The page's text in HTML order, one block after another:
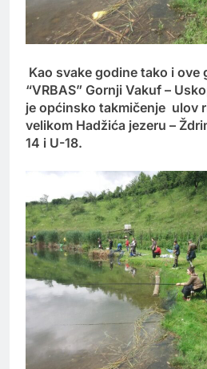
Kao svake godine tako i ove
“VRBAS” Gornji Vakuf –
je općinsko takmičenje ulov
velikom Hadžića jezeru –
14 i U-18.